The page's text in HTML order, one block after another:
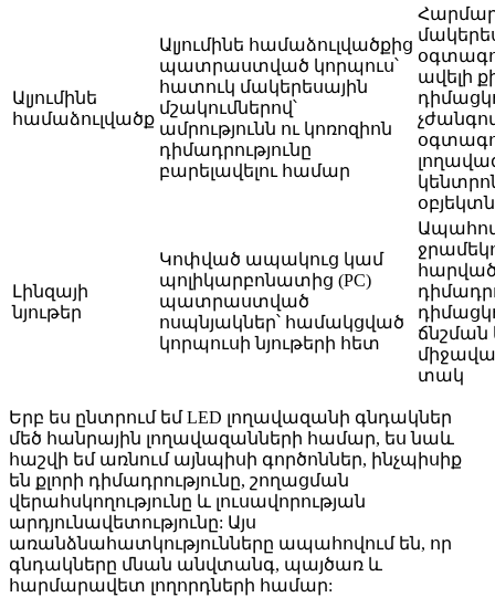
Ալյումինե
համաձուլվածք
Ալյումինե համաձուլվածքից
պատրաստված կորպուս՝
հատուկ մակերեսային
մշակումներով՝
ամրությունն ու կոռոզիոն
դիմադրությունը
բարելավելու համար
ավելի
Լինզայի
նյութեր
Կոփված ապակուց կամ
պոլիկարբոնատից (PC)
պատրաստված
ոսպնյակներ՝ համակցված
կորպուսի նյութերի հետ
տակ
Երբ ես ընտրում եմ LED լողավազանի գնդակներ
մեծ հանրային լողավազանների համար, ես նաև
հաշվի եմ առնում այնպիսի գործոններ, ինչպիսիք
են քլորի դիմադրությունը, շողացման
վերահսկողությունը և լուսավորության
արդյունավետությունը: Այս
առանձնահատկությունները ապահովում են, որ
գնդակները մնան անվտանգ, պայծառ և
հարմարավետ լողորդների համար: